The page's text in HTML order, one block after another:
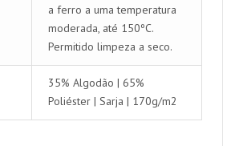
a ferro a uma temperatura
moderada, até 150ºC.
Permitido limpeza a seco.
35% Algodão | 65%
Poliéster | Sarja | 170g/m2